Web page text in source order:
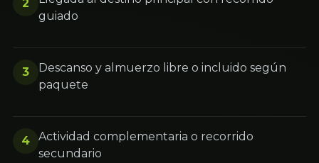
2
guiado
3
Descanso y almuerzo libre o incluido según
paquete
4
Actividad complementaria o recorrido
secundario